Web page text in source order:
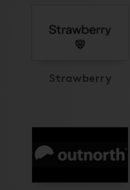
Strawberry